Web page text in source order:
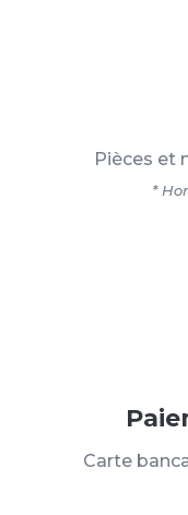
Pièces et
*
Carte